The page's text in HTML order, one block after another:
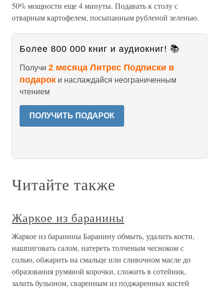
50% мощности еще 4 минуты. Подавать к столу с
отварным картофелем, посыпанным рубленой зеленью.
Более 800 000 книг и аудиокниг! 📚
Получи 2 месяца Литрес Подписки в
подарок и наслаждайся неограниченным
чтением
ПОЛУЧИТЬ ПОДАРОК
Читайте также
Жаркое из баранины
Жаркое из баранины Баранину обмыть, удалить кости,
нашпиговать салом, натереть толченым чесноком с
солью, обжарить на смальце или сливочном масле до
образования румяной корочки, сложить в сотейник,
залить бульоном, сваренным из поджаренных костей